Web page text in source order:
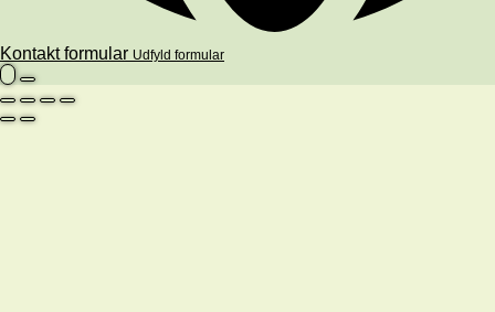
Kontakt formular Udfyld formular